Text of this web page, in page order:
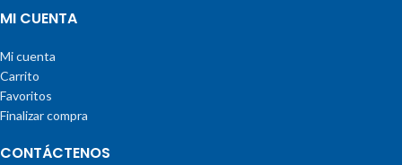
MI CUENTA
Mi cuenta
Carrito
Favoritos
Finalizar compra
CONTÁCTENOS